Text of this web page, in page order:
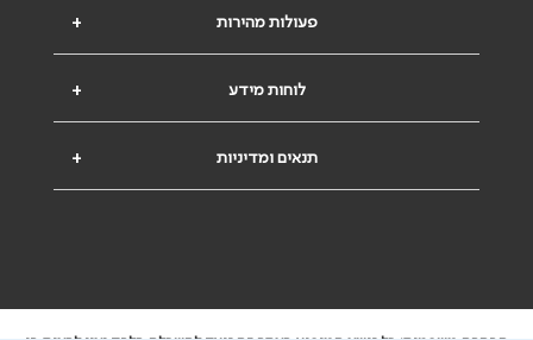
+ פעולות מהירות
+ לוחות מידע
+ תנאים ומדיניות